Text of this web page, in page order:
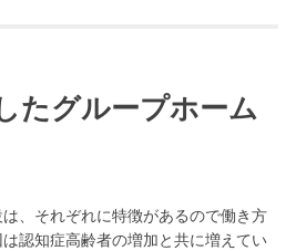
たグループホーム
、それぞれに特徴があるので働き方
認知症高齢者の増加と共に増えてい